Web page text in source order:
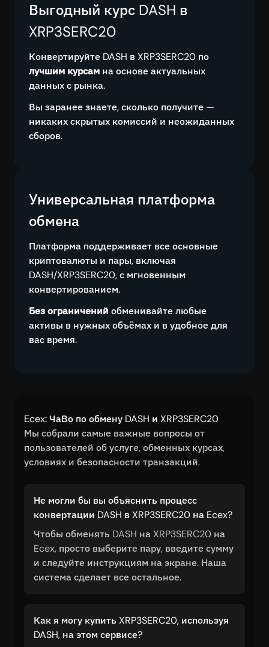
Выгодный курс DASH в
XRP3SERC20
Конвертируйте DASH в XRP3SERC20 по
лучшим курсам на основе актуальных
данных с рынка.
Вы заранее знаете, сколько получите —
никаких скрытых комиссий и неожиданных
сборов.
Универсальная платформа
обмена
Платформа поддерживает все основные
криптовалюты и пары, включая
DASH/XRP3SERC20, с мгновенным
конвертированием.
Без ограничений обменивайте любые
активы в нужных объёмах и в удобное для
вас время.
Ecex: ЧаВо по обмену DASH и XRP3SERC20
Мы собрали самые важные вопросы от
пользователей об услуге, обменных курсах,
условиях и безопасности транзакций.
Не могли бы вы объяснить процесс
конвертации DASH в XRP3SERC20 на Ecex?
Чтобы обменять DASH на XRP3SERC20 на
Ecex, просто выберите пару, введите сумму
и следуйте инструкциям на экране. Наша
система сделает все остальное.
Как я могу купить XRP3SERC20, используя
DASH, на этом сервисе?